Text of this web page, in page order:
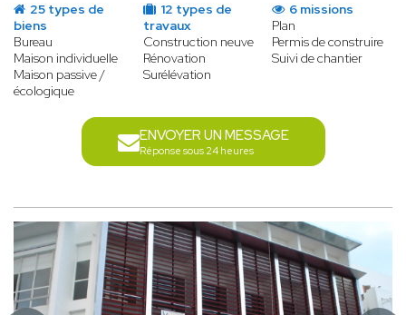
25 types de
biens
Bureau
Maison individuelle
Maison passive /
écologique
12 types de
travaux
Construction neuve
Rénovation
Surélévation
6 missions
Plan
Permis de construire
Suivi de chantier
ENVOYER UN MESSAGE
Réponse sous 24 heures